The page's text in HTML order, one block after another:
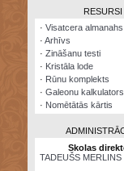
RESURSI
· Visatcera almanahs
· Arhīvs
· Zināšanu testi
· Kristāla lode
· Rūnu komplekts
· Galeonu kalkulators
· Nomētātās kārtis
Skolas
TADEUŠS MERLINS